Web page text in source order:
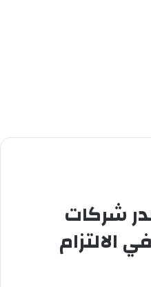
شركات
الالتزام